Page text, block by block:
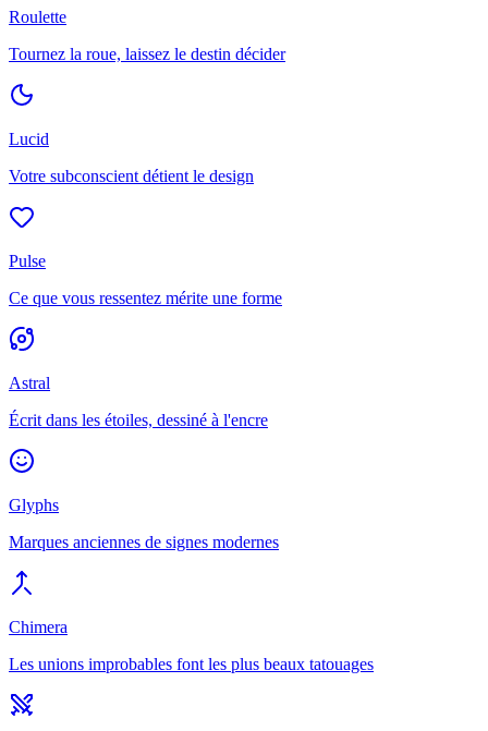
Roulette
Tournez la roue, laissez le destin décider
Lucid
Votre subconscient détient le design
Pulse
Ce que vous ressentez mérite une forme
Astral
Écrit dans les étoiles, dessiné à l'encre
Glyphs
Marques anciennes de signes modernes
Chimera
Les unions improbables font les plus beaux tatouages